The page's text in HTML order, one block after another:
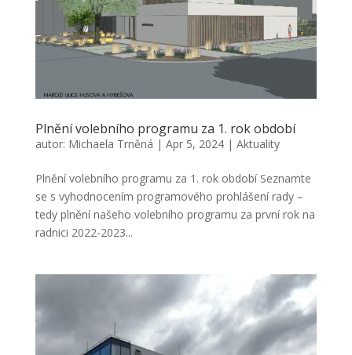
Plnění volebního programu za 1. rok období
autor: Michaela Trněná | Apr 5, 2024| Aktuality
Plnění volebního programu za 1. rok období Seznamte
se s vyhodnocením programového prohlášení rady –
tedy plnění našeho volebního programu za první rok na
radnici 2022-2023...